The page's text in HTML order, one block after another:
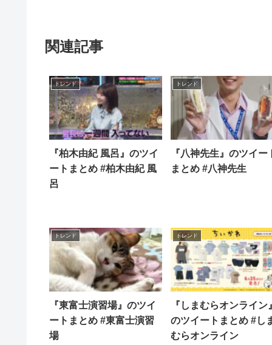
関連記事
トレンド
『柏木由紀 風呂』のツイ
ートまとめ #柏木由紀 風
呂
トレンド
『八神先生』のツイー
まとめ #八神先生
トレンド
『東富士演習場』のツイ
ートまとめ #東富士演習
場
トレンド
『しまむらオンライン
のツイートまとめ #し
むらオンライン